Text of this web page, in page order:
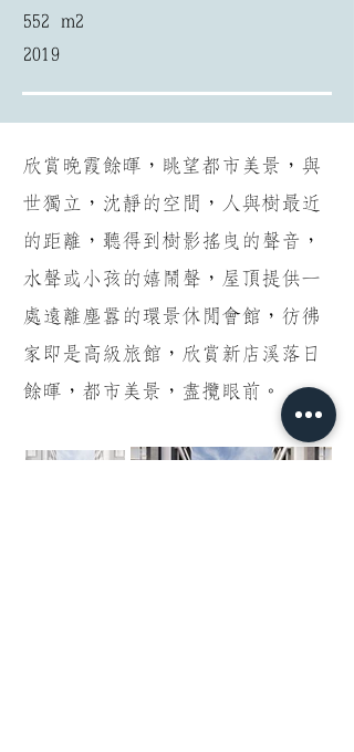
552 m2
2019
欣賞晚霞餘暉，眺望都市美景，與
世獨立，沈靜的空間，人與樹最近
的距離，聽得到樹影搖曳的聲音，
水聲或小孩的嬉鬧聲，屋頂提供一
處遠離塵囂的環景休閒會館，彷彿
家即是高級旅館，欣賞新店溪落日
餘暉，都市美景，盡攬眼前。